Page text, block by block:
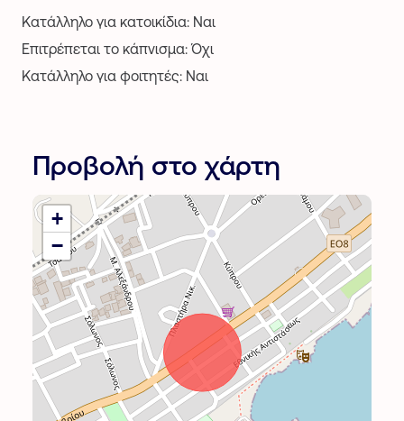
Κατάλληλο για κατοικίδια: Ναι
Επιτρέπεται το κάπνισμα: Όχι
Κατάλληλο για φοιτητές: Ναι
Προβολή στο χάρτη
+
−